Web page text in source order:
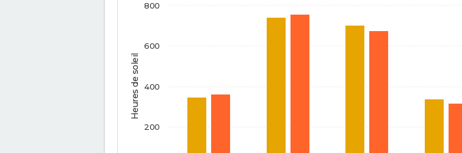
Heures de soleil
200
400
600
800